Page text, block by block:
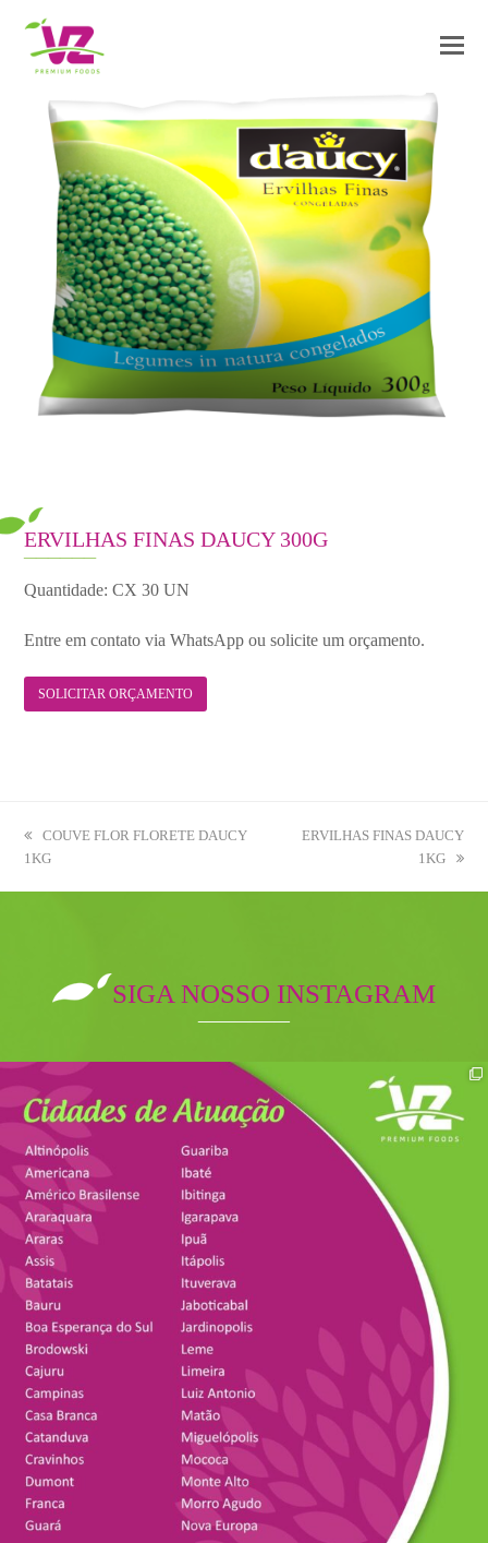
ERVILHAS FINAS DAUCY 300G
Quantidade: CX 30 UN
Entre em contato via WhatsApp ou solicite um orçamento.
SOLICITAR ORÇAMENTO
previous
post:
COUVE FLOR FLORETE DAUCY
1KG
next
ERVILHAS FINAS DAUCY
1KG
SIGA NOSSO INSTAGRAM